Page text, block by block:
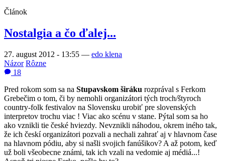
Článok
Nostalgia a čo ďalej...
27. august 2012 - 13:55 — edo klena
Názor Rôzne
18
Pred rokom som sa na Stupavskom širáku rozprával s Ferkom
Grebečim o tom, či by nemohli organizátori tých troch/štyroch
country-folk festivalov na Slovensku urobiť pre slovenských
interpretov trochu viac ! Viac ako scénu v stane. Pýtal som sa ho
ako vznikli tie české hviezdy. Nevznikli náhodou, okrem iného tak,
že ich českí organizátori pozvali a nechali zahrať aj v hlavnom čase
na hlavnom pódiu, aby si našli svojich fanúšikov? A až potom, keď
už boli všeobecne známi, tak ich vzali na vedomie aj médiá...!